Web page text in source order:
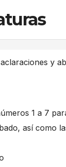
y
1 a 7
así como